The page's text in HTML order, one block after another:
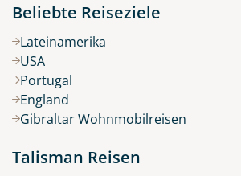
Beliebte Reiseziele
Lateinamerika
USA
Portugal
England
Gibraltar Wohnmobilreisen
Talisman Reisen